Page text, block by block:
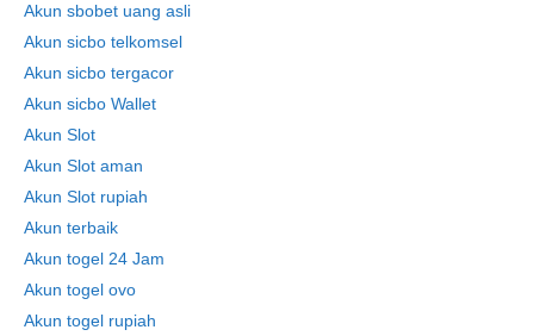
Akun sbobet uang asli
Akun sicbo telkomsel
Akun sicbo tergacor
Akun sicbo Wallet
Akun Slot
Akun Slot aman
Akun Slot rupiah
Akun terbaik
Akun togel 24 Jam
Akun togel ovo
Akun togel rupiah